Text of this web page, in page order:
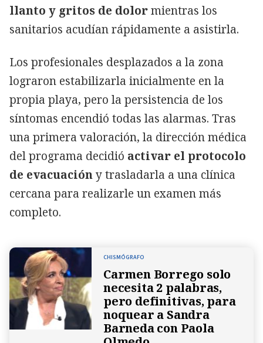
llanto y gritos de dolormientras los
sanitarios acudían rápidamente a asistirla.
Los profesionales desplazados a la zona
lograron estabilizarla inicialmente en la
propia playa, pero la persistencia de los
síntomas encendió todas las alarmas. Tras
una primera valoración, la dirección médica
del programa decidió activar el protocolo
de evacuacióny trasladarla a una clínica
cercana para realizarle un examen más
completo.
CHISMÓGRAFO
Carmen Borrego solo
necesita 2 palabras,
pero definitivas, para
noquear a Sandra
Barneda con Paola